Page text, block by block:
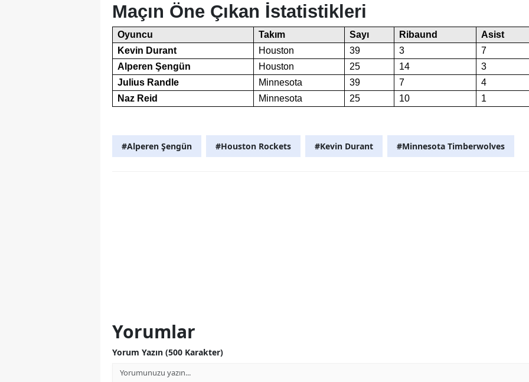
Maçın Öne Çıkan İstatistikleri
Oyuncu Takım Sayı Ribaund
Asist
Kevin Durant
Houston 39 3
7
Alperen Şengün
Houston 25 14
3
Julius Randle
Minnesota 39 7
4
Naz Reid
Minnesota 25 10 1
#Alperen Şengün #Houston Rockets #Kevin Durant #Minnesota Timberwolves
Yorumlar
Yorum Yazın (500 Karakter)